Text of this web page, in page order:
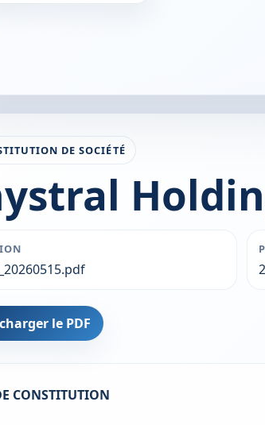
DE SOCIÉTÉ
le PDF
CONSTITUTION